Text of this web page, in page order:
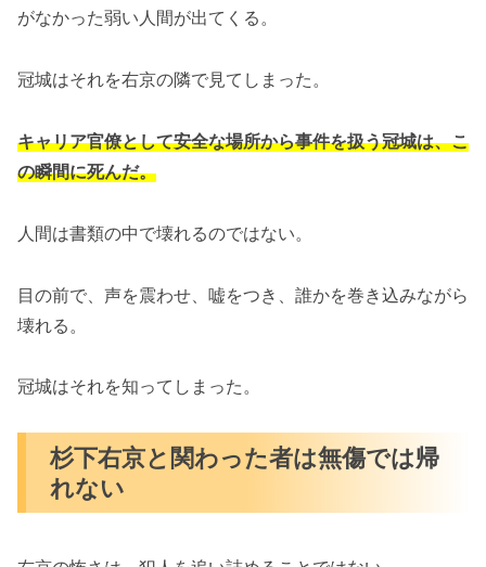
がなかった弱い人間が出てくる。
冠城はそれを右京の隣で見てしまった。
キャリア官僚として安全な場所から事件を扱う冠城は、こ
の瞬間に死んだ。
人間は書類の中で壊れるのではない。
目の前で、声を震わせ、嘘をつき、誰かを巻き込みながら
壊れる。
冠城はそれを知ってしまった。
杉下右京と関わった者は無傷では帰
れない